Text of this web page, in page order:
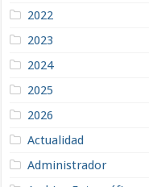
2022
2023
2024
2025
2026
Actualidad
Administrador